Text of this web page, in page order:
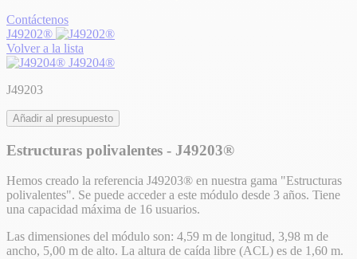
Contáctenos
J49202®
Volver a la lista
J49204®
J49203
Añadir al presupuesto
Estructuras polivalentes - J49203®
Hemos creado la referencia J49203® en nuestra gama "Estructuras
polivalentes". Se puede acceder a este módulo desde 3 años. Tiene
una capacidad máxima de 16 usuarios.
Las dimensiones del módulo son: 4,59 m de longitud, 3,98 m de
ancho, 5,00 m de alto. La altura de caída libre (ACL) es de 1,60 m.